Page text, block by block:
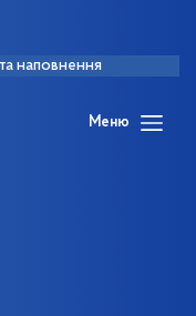
наповнення
Меню